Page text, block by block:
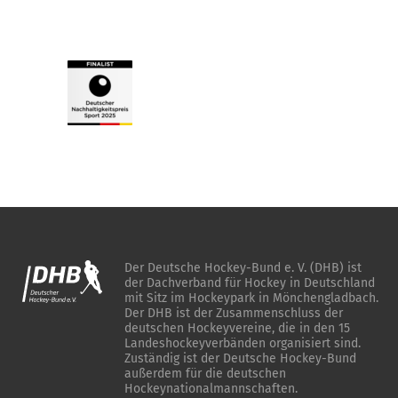
Der Deutsche Hockey-Bund e. V. (DHB) ist
der Dachverband für Hockey in Deutschland
mit Sitz im Hockeypark in Mönchengladbach.
Der DHB ist der Zusammenschluss der
deutschen Hockeyvereine, die in den 15
Landeshockeyverbänden organisiert sind.
Zuständig ist der Deutsche Hockey-Bund
außerdem für die deutschen
Hockeynationalmannschaften.